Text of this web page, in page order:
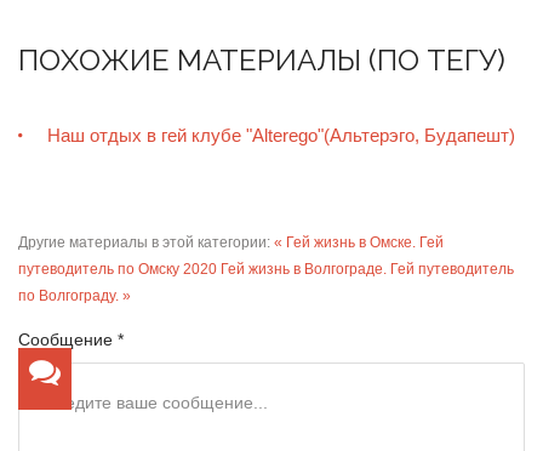
ПОХОЖИЕ МАТЕРИАЛЫ (ПО ТЕГУ)
Наш отдых в гей клубе "Alterego"(Альтерэго, Будапешт)
Другие материалы в этой категории: « Гей жизнь в Омске. Гей
путеводитель по Омску 2020 Гей жизнь в Волгограде. Гей путеводитель
по Волгограду. »
Сообщение *